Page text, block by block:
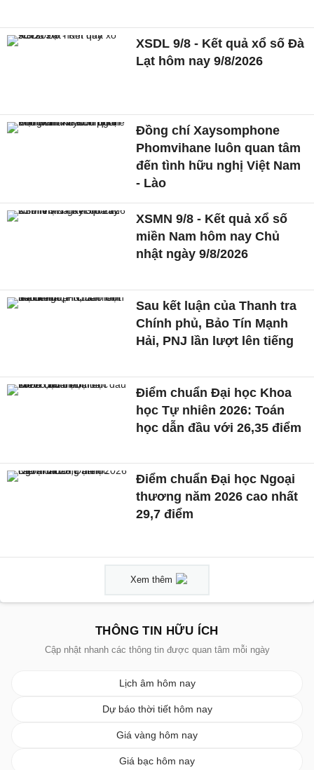
XSDL 9/8 - Kết quả xổ số Đà
Lạt hôm nay 9/8/2026
Đồng chí Xaysomphone
Phomvihane luôn quan tâm
đến tình hữu nghị Việt Nam
- Lào
XSMN 9/8 - Kết quả xổ số
miền Nam hôm nay Chủ
nhật ngày 9/8/2026
Sau kết luận của Thanh tra
Chính phủ, Bảo Tín Mạnh
Hải, PNJ lần lượt lên tiếng
Điểm chuẩn Đại học Khoa
học Tự nhiên 2026: Toán
học dẫn đầu với 26,35 điểm
Điểm chuẩn Đại học Ngoại
thương năm 2026 cao nhất
29,7 điểm
Xem thêm
THÔNG TIN HỮU ÍCH
Cập nhật nhanh các thông tin được quan tâm mỗi ngày
Lịch âm hôm nay
Dự báo thời tiết hôm nay
Giá vàng hôm nay
Giá bạc hôm nay